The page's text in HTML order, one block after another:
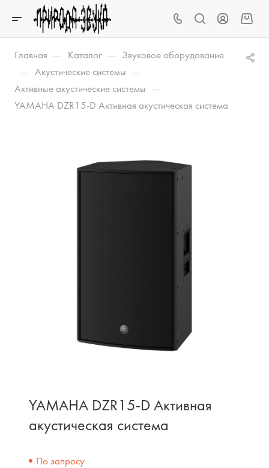
Главная — Каталог — Звуковое оборудование
— Акустические системы —
Активные акустические системы —
YAMAHA DZR15-D Активная акустическая система
YAMAHA DZR15-D Активная
акустическая система
По запросу